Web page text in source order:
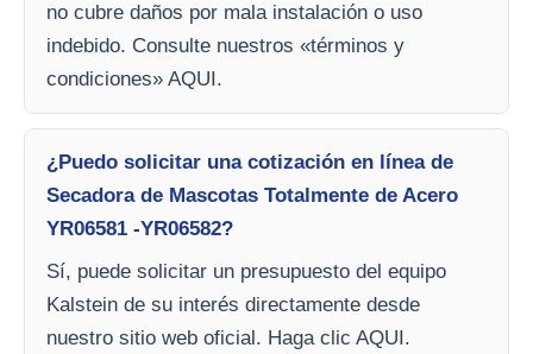
no cubre daños por mala instalación o uso
indebido. Consulte nuestros «términos y
condiciones» AQUI.
¿Puedo solicitar una cotización en línea de
Secadora de Mascotas Totalmente de Acero
YR06581 -YR06582?
Sí, puede solicitar un presupuesto del equipo
Kalstein de su interés directamente desde
nuestro sitio web oficial. Haga clic AQUI.